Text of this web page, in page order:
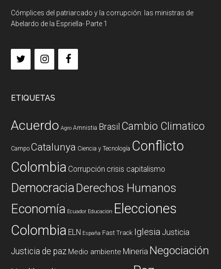
Cómplices del patriarcado y la corrupción: las ministras de
Abelardo de la Espriella- Parte 1
ETIQUETAS
Acuerdo Agro Amnistia Brasil Cambio Climatico
Campo Catalunya Ciencia y Tecnología Conflicto
Colombia Corrupción crisis capitalismo
DemocraciaDerechos Humanos
Economía Ecuador Educación Elecciones
Colombia ELN España Fast Track Iglesia Justicia
Justicia de paz Medio ambiente Mineria Negociación